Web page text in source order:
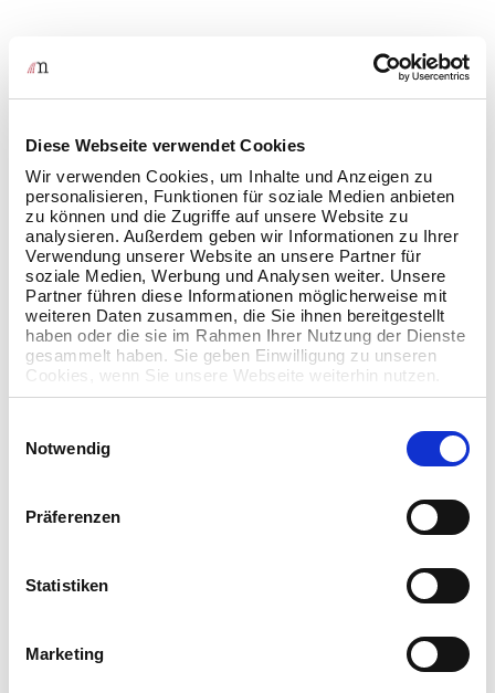
Diese Webseite verwendet Cookies
Wir verwenden Cookies, um Inhalte und Anzeigen zu
personalisieren, Funktionen für soziale Medien anbieten
zu können und die Zugriffe auf unsere Website zu
analysieren. Außerdem geben wir Informationen zu Ihrer
Verwendung unserer Website an unsere Partner für
soziale Medien, Werbung und Analysen weiter. Unsere
Partner führen diese Informationen möglicherweise mit
weiteren Daten zusammen, die Sie ihnen bereitgestellt
haben oder die sie im Rahmen Ihrer Nutzung der Dienste
gesammelt haben. Sie geben Einwilligung zu unseren
Cookies, wenn Sie unsere Webseite weiterhin nutzen.
Notwendig
Präferenzen
Statistiken
Marketing
ab
Erstgespräch & Analyse
Wir ermitteln Ihre Anforderungen und beraten Sie zur
idealen NFON Lösung.
Planung & Konfiguration
Wir konfigurieren Ihr System individuell – inklusive
Rufverteilung, Nebenstellen, Teams-Integration & Co.
Installation & Schulung
und Ihr Team geschult.
Wir lassen Sie nicht allein: Auch nach der Einrichtung